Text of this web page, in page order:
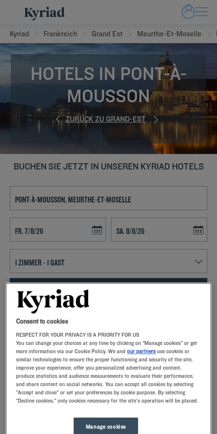
Kyriad Frankreich Grand Est Meurthe-Et-Moselle
HOTELS IN PONT-À-
MOUSSON
ZURÜCK ZU GRAND-EST
BUCHEN SIE JETZT IN UNSEREN KYRIAD HOTELS
FINDEN SIE EIN HOTEL
Spezialcode hinzufügen
Lust auf ein entspanntes Wochenende in Pont a Mousson? Dann
buchen Sie doch ein Zimmer im Kyriad-Hotel und lernen Sie
Frankreichs drittgrößte Stadt kennen!
Lassen Sie sich verwöhnen – entdecken Sie unsere Kyriad-
Consent to cookies
RESPECT FOR YOUR PRIVACY IS A PRIORITY FOR US
You can change your choices at any time by clicking on "Manage cookies" or get
more information via our Cookie Policy. We andour partners use cookies or
similar technologies to ensure the proper functioning and security of the site,
improve your experience, offer you personalized advertising and content,
produce statistics and audience measurements to evaluate their performance,
and share content on social networks. You can accept all cookies by selecting
"Accept and close" or set your preferences by cookie purpose. By selecting
"Decline cookies," only cookies necessary for the site's operation will be placed.
Manage cookies